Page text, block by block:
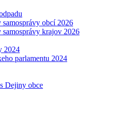
obcí 2026
krajov 2026
2024
parlamentu 2024
Dejiny obce